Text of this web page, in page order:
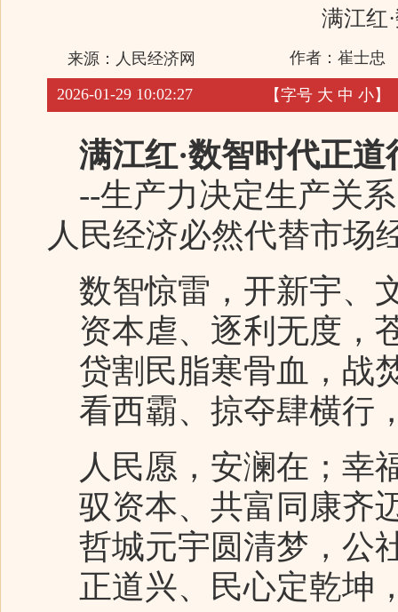
满江红
来源： 人民经济网 作者：崔士忠
2026-01-29 10:02:27 【字号 大 中 小】
满江红·数智时代正道
--生产力决定生产关
人民经济必然代替市场
数智惊雷，开新宇、
资本虐、逐利无度，
贷割民脂寒骨血，战
看西霸、掠夺肆横行
人民愿，安澜在；幸
驭资本、共富同康齐
哲城元宇圆清梦，公
正道兴、民心定乾坤